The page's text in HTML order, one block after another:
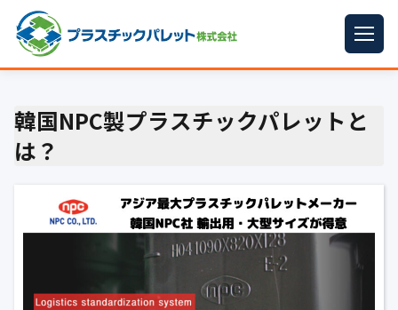
パレットサイズ
プラパレット
コンテナ
韓国NPC製プラスチックパレットと
は？